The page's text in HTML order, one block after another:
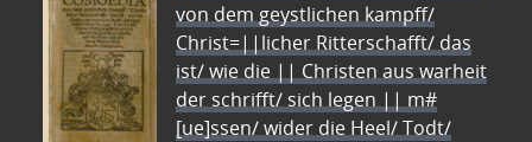
von dem geystlichen kampff/
Christ=||licher Ritterschafft/ das
ist/ wie die || Christen aus warheit
der schrifft/ sich legen || m#
[ue]ssen/ wider die Heel/ Todt/